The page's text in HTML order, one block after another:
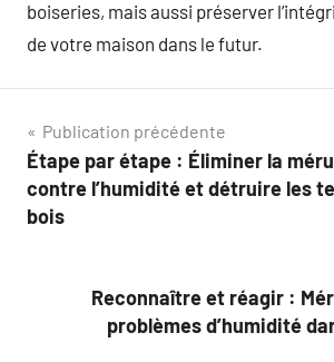
boiseries, mais aussi préserver
de votre maison dans le futur.
Navigation
de
l’article
Publication précédente
Étape par étape : Éliminer la
contre l’humidité et détruire les
bois
Reconnaître et réagir :
problèmes d’humidité